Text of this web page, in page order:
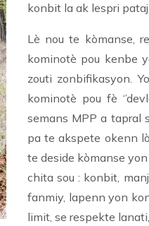
konbit la ak lespri
Lè nou te kòmanse,
kominotè pou kenbe
zouti zonbifikasyon.
kominotè pou fè
semans MPP a tapral
pa te akspete okenn
te deside kòmanse
chita sou : konbit,
fanmiy, lapenn yon
limit, se respekte